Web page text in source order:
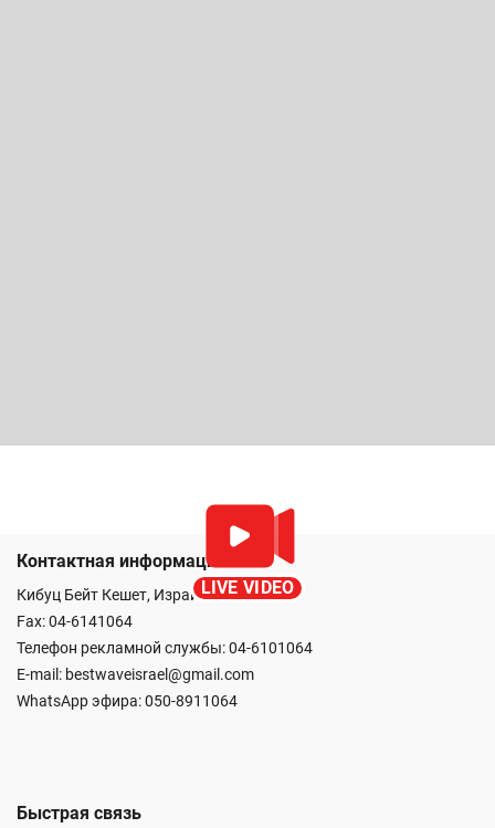
LIVE VIDEO
Контактная информация
Кибуц Бейт Кешет, Израиль
Fax: 04-6141064
Телефон рекламной службы: 04-6101064
E-mail: bestwaveisrael@gmail.com
WhatsApp эфира:050-8911064
Быстрая связь